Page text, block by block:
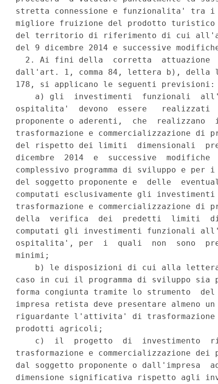
stretta connessione e funzionalita' tra
migliore fruizione del prodotto
del territorio di riferimento di cui
del 9 dicembre 2014 e successive
2. Ai fini della  corretta  attuazione
dall'art. 1, comma 84, lettera b), della
178, si applicano le seguenti
a) gli  investimenti  funzionali
ospitalita'  devono  essere   realizzati
proponente o aderenti,  che
trasformazione e commercializzazione
del rispetto dei limiti  dimensionali
dicembre  2014  e  successive
complessivo programma di sviluppo e
del soggetto proponente e  delle
computati esclusivamente gli
trasformazione e commercializzazione
della  verifica  dei  predetti  limiti
computati gli investimenti funzionali
ospitalita', per  i  quali  non  sono
minimi;
b) le disposizioni di cui alla
caso in cui il programma di sviluppo
forma congiunta tramite lo strumento
impresa retista deve presentare almeno
riguardante l'attivita' di trasformazione
prodotti agricoli;
c)  il  progetto  di  investimento
trasformazione e commercializzazione
dal soggetto proponente o dall'impresa
dimensione significativa rispetto agli